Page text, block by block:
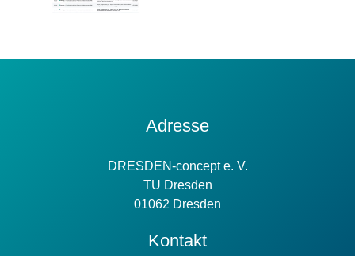
Adresse
DRESDEN-concept e. V.
TU Dresden
01062 Dresden
Kontakt